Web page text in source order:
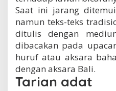
Saat ini jarang
namun teks-teks
ditulis dengan
dibacakan pada
huruf atau aksara
dengan aksara Bali.
Tarian adat